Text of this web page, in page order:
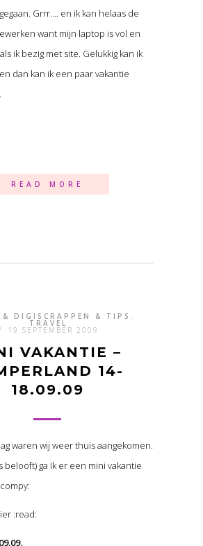
Grrr…. en ik kan helaas de
want mijn laptop is vol en
ik bezig met site. Gelukkig kan ik
dan kan ik een paar vakantie
READ MORE
& DIGISCRAPPEN & TIPS
TRAVEL
19 SEPTEMBER 2009
VAKANTIE –
14-
18.09.09
waren wij weer thuis aangekomen.
belooft) ga Ik er een mini vakantie
:read: